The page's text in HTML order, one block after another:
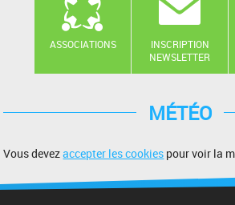
ASSOCIATIONS
INSCRIPTION
NEWSLETTER
MÉTÉO
Vous devezaccepter les cookies pour voir la